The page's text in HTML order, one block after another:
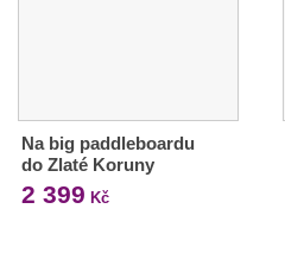
Na big paddleboardu
do Zlaté Koruny
2 399 Kč